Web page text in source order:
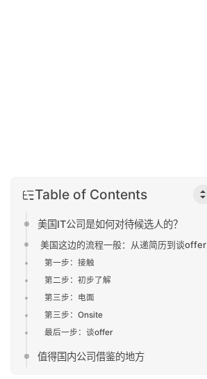
Table of Contents
美国IT公司是如何对待候选人的？
美国这边的流程一般：从递简历到谈offer
第一步：接触
第二步：初步了解
第三步：电面
第三步：Onsite
最后一步：谈offer
值得国内公司借鉴的地方